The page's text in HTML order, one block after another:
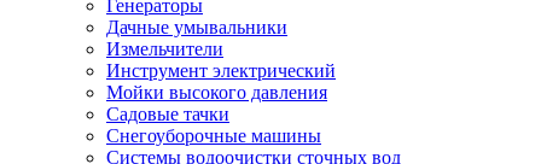
Генераторы
Дачные умывальники
Измельчители
Инструмент электрический
Мойки высокого давления
Садовые тачки
Снегоуборочные машины
Системы водоочистки сточных вод